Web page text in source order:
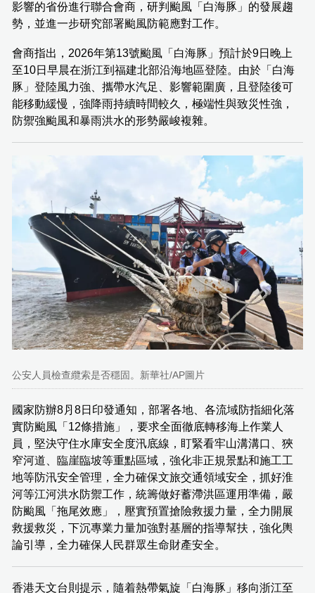
影響的省份進行聯合會商，研判颱風「白海豚」的發展趨
勢，並進一步研究部署颱風防範應對工作。
會商指出，2026年第13號颱風「白海豚」預計於9日晚上
至10日早晨在浙江到福建北部沿海地區登陸。由於「白海
豚」登陸風力強、攜帶水汽足、影響範圍廣，且登陸後可
能移動緩慢，強降雨持續時間較久，極端性與致災性強，
防禦強颱風和暴雨洪水的形勢嚴峻複雜。
公安人員檢查纜索是否穩固。新華社/AP圖片
國家防辦8⺼8日印發通知，部署各地、各流域防指細化落
實防颱風「12條措施」，要求全面徹底轉移海上作業人
員，堅決守住水庫安全度汛底線，盯緊看牢山溝溝口、狹
窄河道、臨崖臨坡等重點區域，強化非正規景點和施工工
地等防汛安全管理，全力確保文旅交通領域安全，抓好淮
河等江河洪水防禦工作，統籌做好蓄滯洪區運用準備，嚴
防颱風「拖尾效應」，壓實預置搶險救援力量，全力開展
救援救災，下沉專業力量加強對基層的指導幫扶，強化輿
論引導，全力確保人民群眾生命財產安全。
香港天文台則提示，隨着熱帶氣旋「白海豚」移向浙江至